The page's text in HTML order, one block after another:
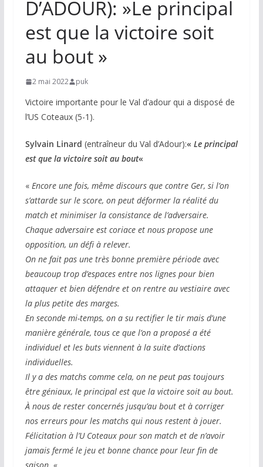
D’ADOUR): »Le principal
est que la victoire soit
au bout »
2 mai 2022 puk
Victoire importante pour le Val d’adour qui a disposé de
l’US Coteaux (5-1).
Sylvain Linard (entraîneur du Val d’Adour):« Le principal
est que la victoire soit au bout«
« Encore une fois, même discours que contre Ger, si l’on
s’attarde sur le score, on peut déformer la réalité du
match et minimiser la consistance de l’adversaire.
Chaque adversaire est coriace et nous propose une
opposition, un défi à relever.
On ne fait pas une très bonne première période avec
beaucoup trop d’espaces entre nos lignes pour bien
attaquer et bien défendre et on rentre au vestiaire avec
la plus petite des marges.
En seconde mi-temps, on a su rectifier le tir mais d’une
manière générale, tous ce que l’on a proposé a été
individuel et les buts viennent à la suite d’actions
individuelles.
Il y a des matchs comme cela, on ne peut pas toujours
être géniaux, le principal est que la victoire soit au bout.
À nous de rester concernés jusqu’au bout et à corriger
nos erreurs pour les matchs qui nous restent à jouer.
Félicitation à l’U Coteaux pour son match et de n’avoir
jamais fermé le jeu et bonne chance pour leur fin de